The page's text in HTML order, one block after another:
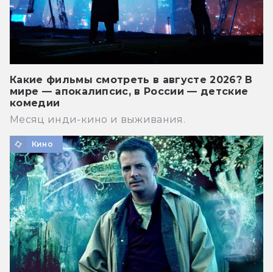
Какие фильмы смотреть в августе 2026? В
мире — апокалипсис, в России — детские
комедии
Месяц инди-кино и выживания.
Кино